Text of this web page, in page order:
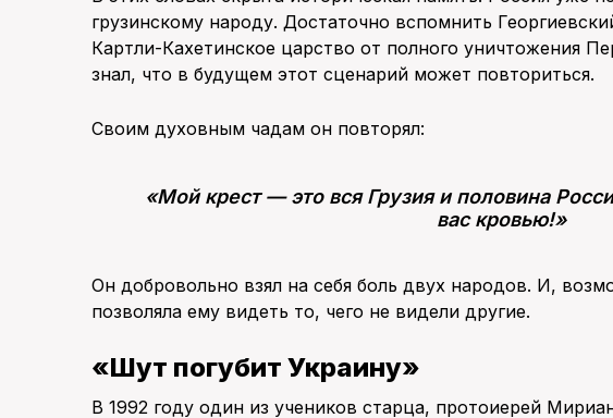
грузинскому народу. Достаточно вспомнить
Картли-Кахетинское царство от полного уничтожения
знал, что в будущем этот сценарий может повториться.
Своим духовным чадам он повторял:
«Мой крест — это вся Грузия и половина
вас кровью!»
Он добровольно взял на себя боль двух народов. И,
позволяла ему видеть то, чего не видели другие.
«Шут погубит Украину»
В 1992 году один из учеников старца, протоиерей